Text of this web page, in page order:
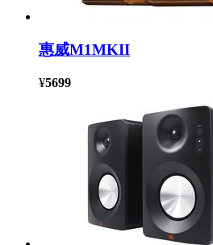
惠威M1MKII
¥5699